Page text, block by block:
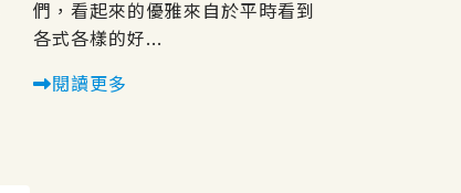
們，看起來的優雅來自於平時看到
各式各樣的好...
閱讀更多